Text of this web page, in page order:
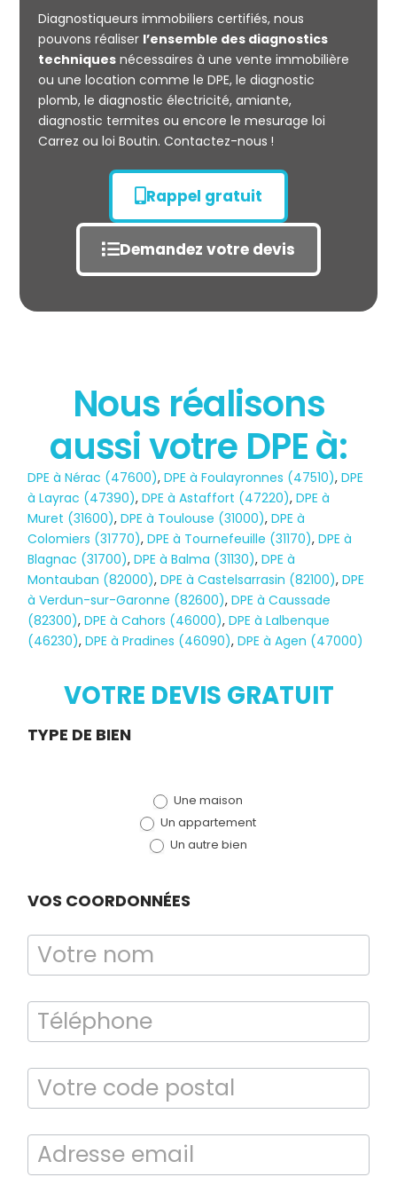
Mesurage
CARREZ
État des risques
POLLUTION
TERMITES
Diagnostiqueurs immobiliers certifiés, nous
pouvons réaliser l’ensemble des diagnostics
techniquesnécessaires à une vente immobilière
ou une location comme le DPE, le diagnostic
plomb, le diagnostic électricité, amiante,
diagnostic termites ou encore le mesurage loi
Carrez ou loi Boutin. Contactez-nous !
Rappel gratuit
Demandez votre devis
Nous réalisons
aussi votre DPE à:
DPE à Nérac (47600),DPE à Foulayronnes (47510),DPE
à Layrac (47390),DPE à Astaffort (47220),DPE à
Muret (31600),DPE à Toulouse (31000),DPE à
Colomiers (31770),DPE à Tournefeuille (31170),DPE à
Blagnac (31700),DPE à Balma (31130),DPE à
Montauban (82000),DPE à Castelsarrasin (82100),DPE
à Verdun-sur-Garonne (82600),DPE à Caussade
(82300),DPE à Cahors (46000),DPE à Lalbenque
(46230),DPE à Pradines (46090),DPE à Agen (47000)
VOTRE DEVIS GRATUIT
Demande
TYPE DE BIEN
Une maison
Un appartement
Un autre bien
VOS COORDONNÉES